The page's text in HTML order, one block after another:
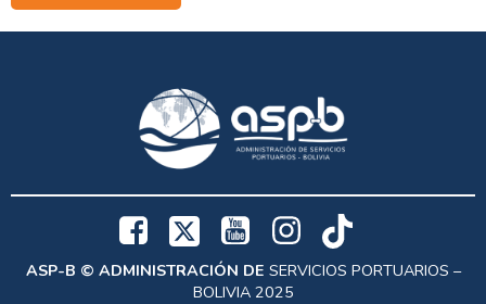
ASP-B © ADMINISTRACIÓN DE SERVICIOS PORTUARIOS –
BOLIVIA 2025